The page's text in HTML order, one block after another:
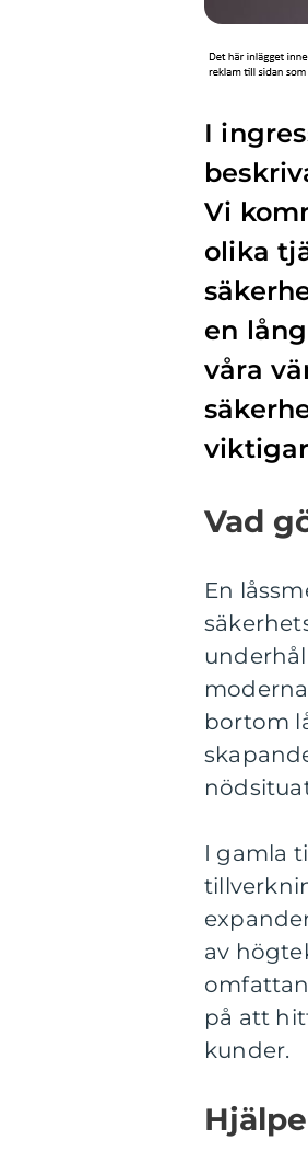
I
Vi
olika
en
våra
Vad
En
bortom
I gamla
av
på att
kunder.